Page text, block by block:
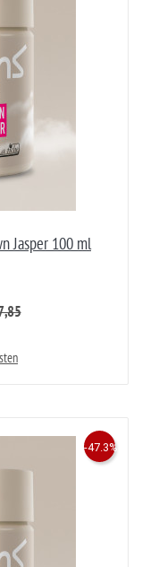
Jasper 100 ml
-47.3%